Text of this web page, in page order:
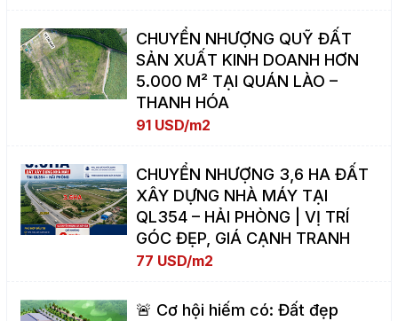
CHUYỂN NHƯỢNG QUỸ ĐẤT
SẢN XUẤT KINH DOANH HƠN
5.000 M² TẠI QUÁN LÀO –
THANH HÓA
91 USD/m2
CHUYỂN NHƯỢNG 3,6 HA ĐẤT
XÂY DỰNG NHÀ MÁY TẠI
QL354 – HẢI PHÒNG | VỊ TRÍ
GÓC ĐẸP, GIÁ CẠNH TRANH
77 USD/m2
🚨 Cơ hội hiếm có: Đất đẹp